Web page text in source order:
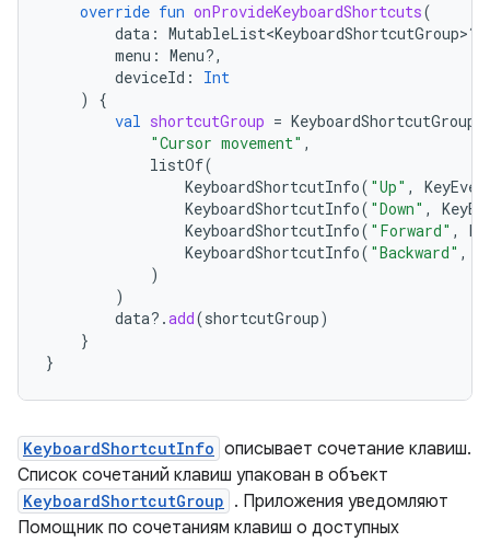
override fun onProvideKeyboardShortcuts(
data : MutableList<KeyboardShortcutGroup>?,
menu : Menu?,
deviceId :
Int
)
{
val shortcutGroup = KeyboardShortcutGroup
"Cursor movement" ,
listOf(
KeyboardShortcutInfo( "Up" ,
KeyboardShortcutInfo( "Down" ,
KeyboardShortcutInfo( "Forward" ,
KeyboardShortcutInfo( "Backward" ,
)
)
data?.add(shortcutGroup)
}
}
KeyboardShortcutInfo описывает сочетание клавиш.
Список сочетаний клавиш упакован в объект
KeyboardShortcutGroup . Приложения уведомляют
Помощник по сочетаниям клавиш о доступных